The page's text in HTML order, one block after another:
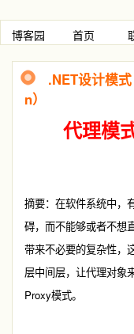
博客园
首页
.NET设计模
n）
代理模
摘要：在软件系统中，
碍，而不能够或者不想
带来不必要的复杂性，
层中间层，让代理对象
Proxy模式。